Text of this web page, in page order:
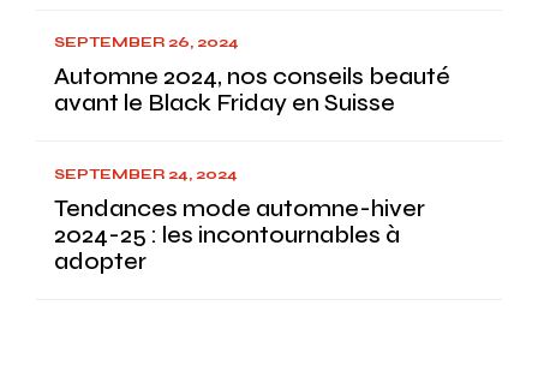
SEPTEMBER 26, 2024
Automne 2024, nos conseils beauté
avant le Black Friday en Suisse
SEPTEMBER 24, 2024
Tendances mode automne-hiver
2024-25 : les incontournables à
adopter